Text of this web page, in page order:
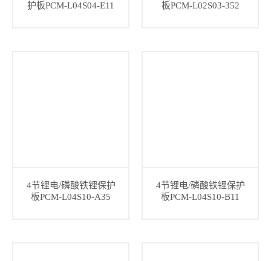
护板PCM-L04S04-E11
板PCM-L02S03-352
4节锂电/磷酸铁锂保护
板PCM-L04S10-A35
4节锂电/磷酸铁锂保护
板PCM-L04S10-B11